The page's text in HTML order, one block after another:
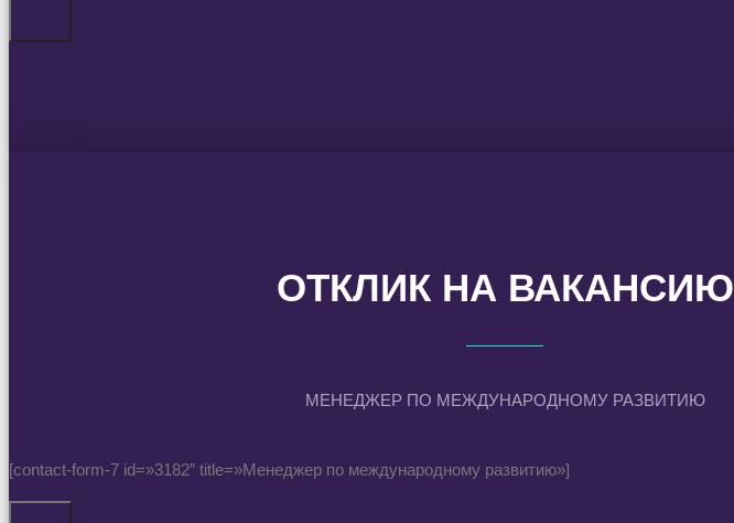
ОТКЛИК НА ВАКАНСИЮ
МЕНЕДЖЕР ПО МЕЖДУНАРОДНОМУ РАЗВИТИЮ
[contact-form-7 id=»3182″ title=»Менеджер по международному развитию»]